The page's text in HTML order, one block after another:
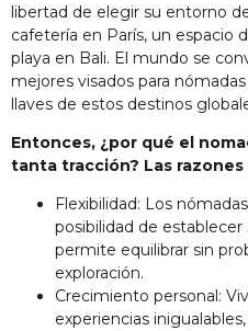
libertad de elegir su entorno
cafetería en París, un espacio
playa en Bali. El mundo se
mejores visados para
llaves de estos destinos
Entonces, ¿por qué el
tanta tracción? Las
Flexibilidad: Los
posibilidad de establecer
permite equilibrar sin
exploración.
Crecimiento personal:
experiencias